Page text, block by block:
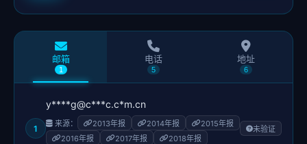
邮箱
1
电话
5
地址
6
1
y****g@c***c.c*m.cn
来源： 2013年报 2014年报
2015年报
2016年报
2017年报
2018年报
未验证